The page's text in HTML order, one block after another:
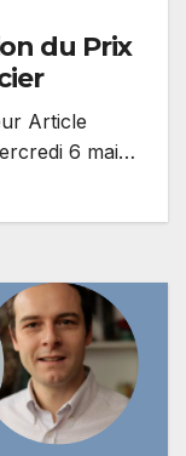
du Prix
Article
6 mai